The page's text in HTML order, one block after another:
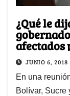
¿Qué le
afectados
JUNIO 6, 2018
En una
Bolívar, Sucre